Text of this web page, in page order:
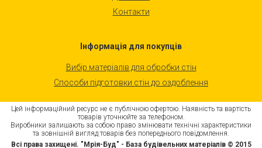
Контакти
Інформація для покупців
Вибір матеріалів для обробки стін
Способи підготовки стін до оздоблення
Цей інформаційний ресурс не є публічною офертою. Наявність та вартість
товарів уточнюйте за телефоном.
Виробники залишають за собою право змінювати технічні характеристики
та зовнішній вигляд товарів без попереднього повідомлення.
Всі права захищені. "Мрія-Буд" - База будівельних матеріалів © 2015